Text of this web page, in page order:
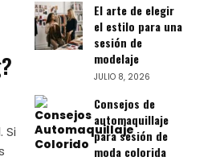
Si
El arte de elegir
el estilo para una
sesión de
modelaje
JULIO 8, 2026
Consejos de
automaquillaje
para sesión de
moda colorida